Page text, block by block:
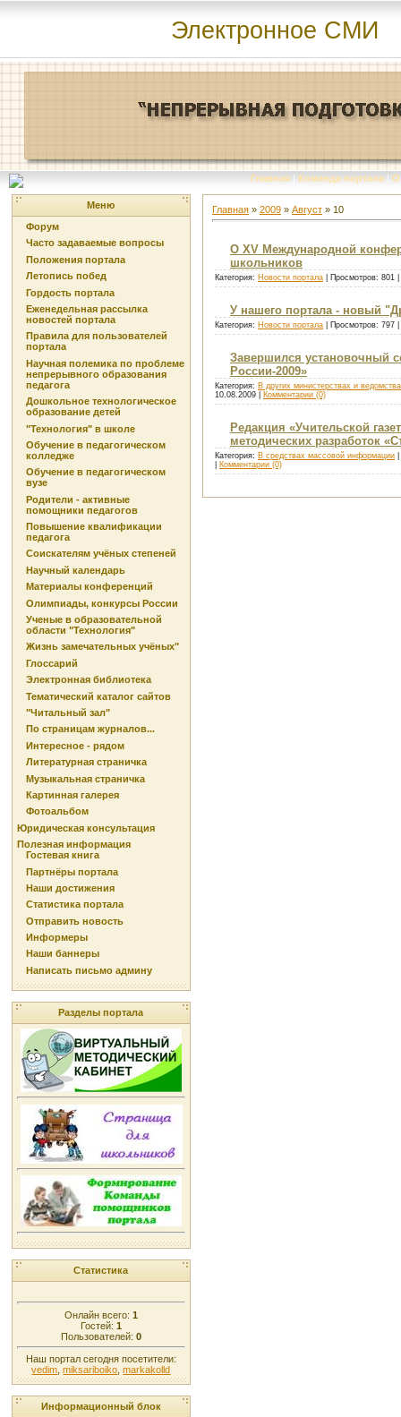
Электронное СМИ
Главная | Команда портала | О
Меню
Форум
Часто задаваемые вопросы
Положения портала
Летопись побед
Гордость портала
Еженедельная рассылка
новостей портала
Правила для пользователей
портала
Научная полемика по проблеме
непрерывного образования
педагога
Дошкольное технологическое
образование детей
"Технология" в школе
Обучение в педагогическом
колледже
Обучение в педагогическом
вузе
Родители - активные
помощники педагогов
Повышение квалификации
педагога
Соискателям учёных степеней
Научный календарь
Материалы конференций
Олимпиады, конкурсы России
Ученые в образовательной
области "Технология"
Жизнь замечательных учёных"
Глоссарий
Электронная библиотека
Тематический каталог сайтов
"Читальный зал"
По страницам журналов...
Интересное - рядом
Литературная страничка
Музыкальная страничка
Картинная галерея
Фотоальбом
Юридическая консультация
Полезная информация
Гостевая книга
Партнёры портала
Наши достижения
Статистика портала
Отправить новость
Информеры
Наши баннеры
Написать письмо админу
Разделы портала
Статистика
Онлайн всего: 1
Гостей: 1
Пользователей: 0
Наш портал сегодня посетители:
vedim ,miksariboiko ,markakolld
Информационный блок
Главная » 2009 » Август » 10
О XV Международной
школьников
Категория: Новости портала | Просмотров: 801
У нашего портала - новый
Категория: Новости портала | Просмотров: 797
Завершился установочный
России-2009»
Категория: В других министерствах и
10.08.2009
Комментарии (0)
Редакция «Учительской
методических разработок
Категория: В средствах массовой информации
Комментарии (0)